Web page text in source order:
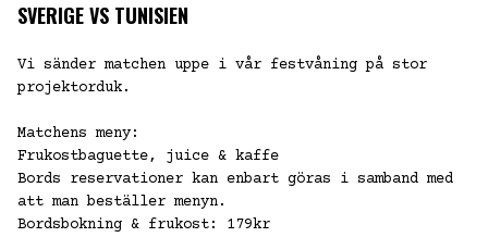
SVERIGE VS TUNISIEN
Vi sänder matchen uppe i vår festvåning på stor
projektorduk.
Matchens meny:
Frukostbaguette, juice & kaffe
Bords reservationer kan enbart göras i samband med
att man beställer menyn.
Bordsbokning & frukost: 179kr